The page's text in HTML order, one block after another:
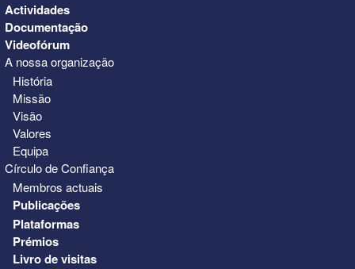
Actividades
Documentação
Videofórum
A nossa organização
História
Missão
Visão
Valores
Equipa
Círculo de Confiança
Membros actuais
Publicações
Plataformas
Prémios
Livro de visitas